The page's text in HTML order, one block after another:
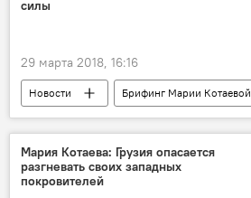
силы
29 марта 2018, 16:16
Новости
Брифинг Марии Котаевой
Политика
Пресс-центр
Южная Осетия
Мария Котаева: Грузия опасается
разгневать своих западных
покровителей